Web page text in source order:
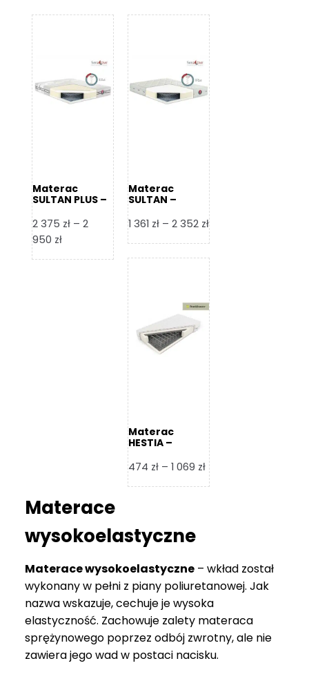
119 zł
Materac
SULTAN PLUS –
2 375 zł – 2
950 złZakres
Materac
SULTAN –
1 361 zł – 2 352 złZakres
cen:
od
1
361 zł
do
2
352 zł
Materac
HESTIA –
474 zł – 1 069 złZakres
cen:
069 zł
Materace
wysokoelastyczne
Materace wysokoelastyczne – wkład został
wykonany w pełni z piany poliuretanowej. Jak
nazwa wskazuje, cechuje je wysoka
elastyczność. Zachowuje zalety materaca
sprężynowego poprzez odbój zwrotny, ale nie
zawiera jego wad w postaci nacisku.